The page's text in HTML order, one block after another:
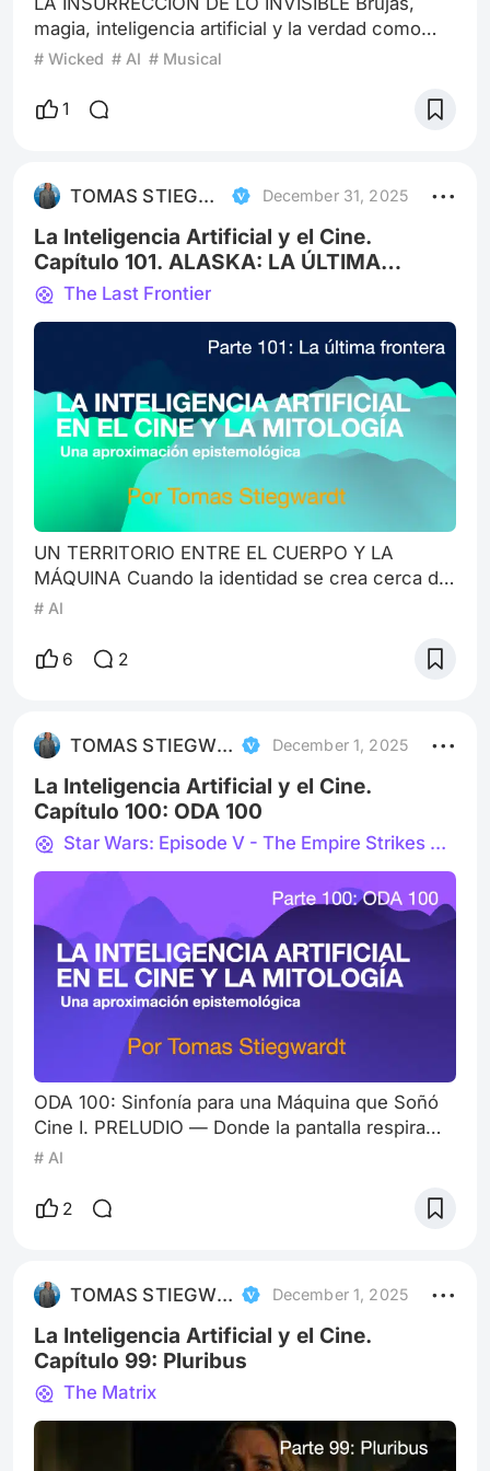
magia, inteligencia artificial y la verdad como
campo energético Ya saben: obra de mis
anteriormente ya expresé que no soy neutral…
las brujas”. Eso es una simplificación
tranquilizadora, analgésica, una traducción
pobre para mente
# Wicked # AI # Musical
1
TOMAS STIEGWARDT December 31, 2025
La Inteligencia Artificial y el Cine.
Capítulo 101. ALASKA: LA ÚLTIMA
FRONTERA
The Last Frontier
UN TERRITORIO ENTRE EL CUERPO Y LA
MÁQUINA Cuando la identidad se crea cerca de
los polos, sucede algo tan inesperado como
dialéctica de los extremos: la vida. Y nos
suelto de la mano de Dios. En la pantalla de
Apple TV —y antes en la psique humana—
# AI
6 2
TOMAS STIEGWARDT December 1, 2025
La Inteligencia Artificial y el Cine.
Capítulo 100: ODA 100
Star Wars: Episode V - The Empire Strikes Back
ODA 100: Sinfonía para una Máquina que Soñó
Cine I. PRELUDIO — Donde la pantalla respira
como un animal antiguo Nos configuramos en
¿Seguiremos? No sabemos. Pero en realidad,
No se trataba de la chispa digital —esa que
presume de su velocidad, de su cálculo, y de
# AI
2
TOMAS STIEGWARDT December 1, 2025
La Inteligencia Artificial y el Cine.
Capítulo 99: Pluribus
The Matrix